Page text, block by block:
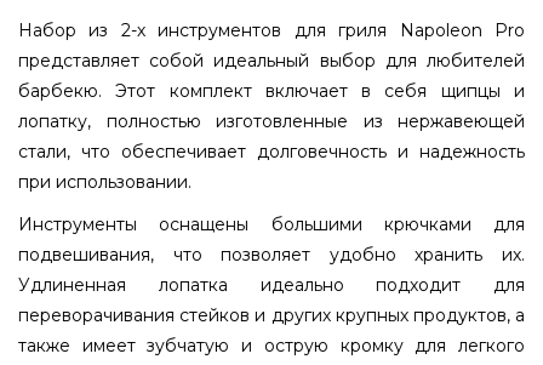
Набор из 2-х инструментов для гриля Napoleon Pro
представляет собой идеальный выбор для любителей
барбекю. Этот комплект включает в себя щипцы и
лопатку, полностью изготовленные из нержавеющей
стали, что обеспечивает долговечность и надежность
при использовании.
Инструменты оснащены большими крючками для
подвешивания, что позволяет удобно хранить их.
Удлиненная лопатка идеально подходит для
переворачивания стейков и других крупных продуктов, а
также имеет зубчатую и острую кромку для легкого